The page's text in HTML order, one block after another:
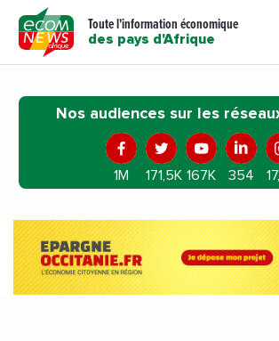
Toute l'information économique
des pays d'Afrique
Nos audiences sur les
1M 171,5K 167K 354